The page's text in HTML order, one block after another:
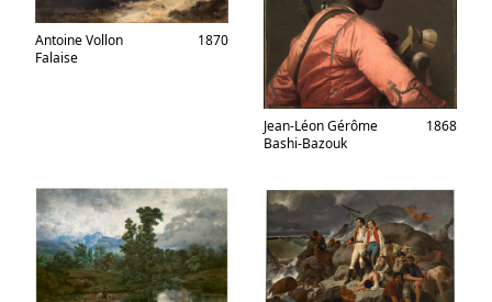
Antoine Vollon
Falaise
1870
Jean-Léon Gérôme
Bashi-Bazouk
1868